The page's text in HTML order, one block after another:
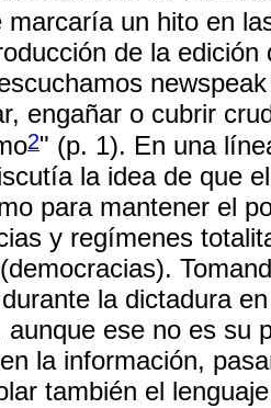
marcaría un hito en
de la
engañar o cubrir
2" (p. 1). En una
la idea de que
para mantener el
y regímenes
la dictadura
aunque ese no es su
la información,
también el